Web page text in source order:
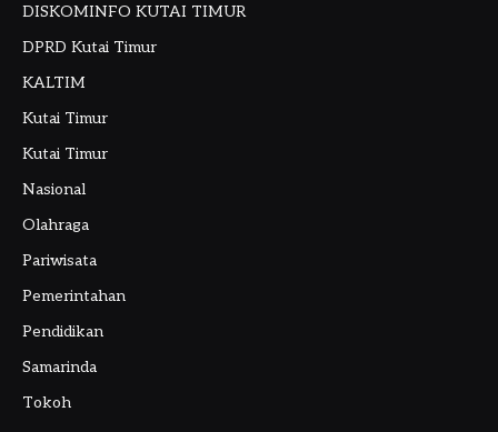
DISKOMINFO KUTAI TIMUR
DPRD Kutai Timur
KALTIM
Kutai Timur
Kutai Timur
Nasional
Olahraga
Pariwisata
Pemerintahan
Pendidikan
Samarinda
Tokoh